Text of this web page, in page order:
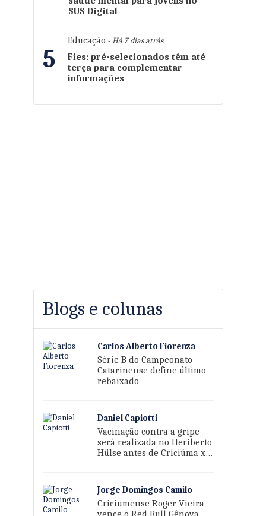
SUS Digital
5
Educação - Há 7 dias atrás
Fies: pré-selecionados têm até
terça para complementar
informações
Blogs e colunas
Carlos Alberto Fiorenza
Série B do Campeonato
Catarinense define último
rebaixado
Daniel Capiotti
Vacinação contra a gripe
será realizada no Heriberto
Hülse antes de Criciúma x
Jorge Domingos Camilo
Criciumense Roger Vieira